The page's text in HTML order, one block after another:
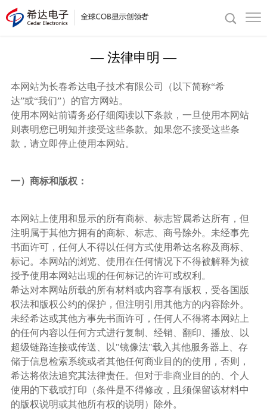
— 法律申明 —
本网站为长春希达电子技术有限公司（以下简称“希
达”或“我们”）的官方网站。
使用本网站前请务必仔细阅读以下条款，一旦使用本网站
则表明您已明知并接受这些条款。如果您不接受这些条
款，请立即停止使用本网站。
一）商标和版权：
本网站上使用和显示的所有商标、标志皆属希达所有，但
注明属于其他方拥有的商标、标志、商号除外。未经事先
书面许可，任何人不得以任何方式使用希达名称及商标、
标记。本网站的浏览、使用在任何情况下不得被解释为被
授予使用本网站出现的任何标记的许可或权利。
希达对本网站所载的所有材料或内容享有版权，受各国版
权法和版权公约的保护，但注明引用其他方的内容除外。
未经希达或其他方事先书面许可，任何人不得将本网站上
的任何内容以任何方式进行复制、经销、翻印、播放、以
超级链路连接或传送、以"镜像法"载入其他服务器上、存
储于信息检索系统或者其他任何商业目的的使用，否则，
希达将依法追究其法律责任。但对于非商业目的的、个人
使用的下载或打印（条件是不得修改，且须保留该材料中
的版权说明或其他所有权的说明）除外。